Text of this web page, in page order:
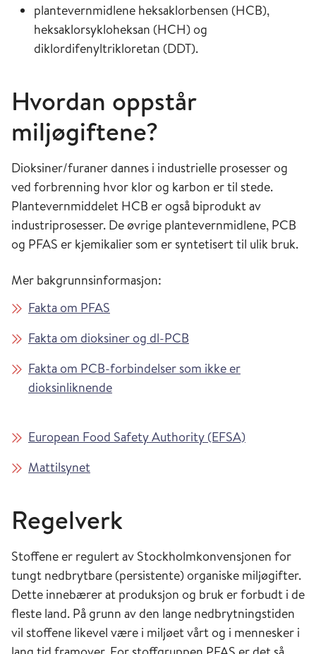
plantevernmidlene heksaklorbensen (HCB),
heksaklorsykloheksan (HCH) og
diklordifenyltrikloretan (DDT).
Hvordan oppstår
miljøgiftene?
Dioksiner/furaner dannes i industrielle prosesser og
ved forbrenning hvor klor og karbon er til stede.
Plantevernmiddelet HCB er også biprodukt av
industriprosesser. De øvrige plantevernmidlene, PCB
og PFAS er kjemikalier som er syntetisert til ulik bruk.
Mer bakgrunnsinformasjon:
Fakta om PFAS
Fakta om dioksiner og dl-PCB
Fakta om PCB-forbindelser som ikke er
dioksinliknende
European Food Safety Authority (EFSA)
Mattilsynet
Regelverk
Stoffene er regulert av Stockholmkonvensjonen for
tungt nedbrytbare (persistente) organiske miljøgifter.
Dette innebærer at produksjon og bruk er forbudt i de
fleste land. På grunn av den lange nedbrytningstiden
vil stoffene likevel være i miljøet vårt og i mennesker i